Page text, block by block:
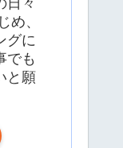
日々
め、
グに
でも
と願